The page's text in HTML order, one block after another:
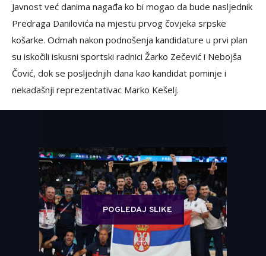
Javnost već danima nagađa ko bi mogao da bude nasljednik
Predraga Danilovića na mjestu prvog čovjeka srpske
košarke. Odmah nakon podnošenja kandidature u prvi plan
su iskočili iskusni sportski radnici Žarko Zečević i Nebojša
Čović, dok se posljednjih dana kao kandidat pominje i
nekadašnji reprezentativac Marko Kešelj.
POGLEDAJ SLIKE